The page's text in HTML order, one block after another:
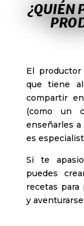
¿QUIÉN
El
que tiene
compartir
(como un
enseñarles
es
Si te
puedes
recetas
y